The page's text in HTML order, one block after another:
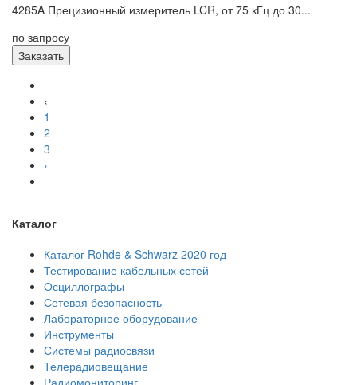
4285A Прецизионный измеритель LCR, от 75 кГц до 30...
по запросу
Заказать
‹
1
2
3
›
Каталог
Каталог Rohde & Schwarz 2020 год
Тестирование кабельных сетей
Осциллографы
Сетевая безопасность
Лабораторное оборудование
Инструменты
Системы радиосвязи
Телерадиовещание
Радиомониторинг